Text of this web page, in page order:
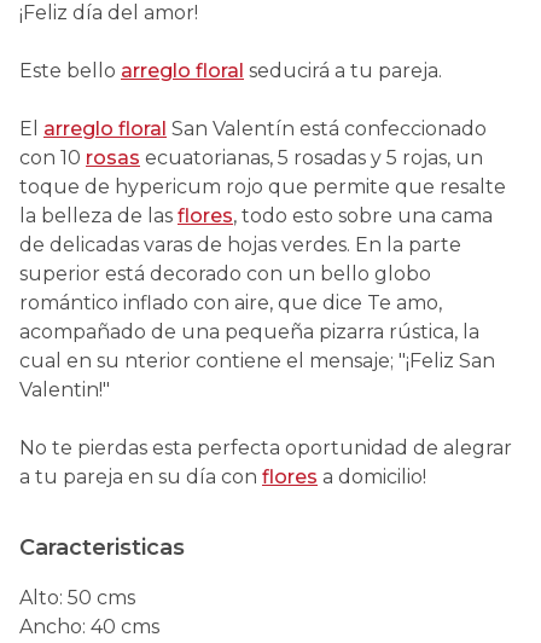
¡Feliz día del amor!
Este bello arreglo floral seducirá a tu pareja.
El arreglo floral San Valentín está confeccionado
con 10 rosas ecuatorianas, 5 rosadas y 5 rojas, un
toque de hypericum rojo que permite que resalte
la belleza de las flores, todo esto sobre una cama
de delicadas varas de hojas verdes. En la parte
superior está decorado con un bello globo
romántico inflado con aire, que dice Te amo,
acompañado de una pequeña pizarra rústica, la
cual en su nterior contiene el mensaje; "¡Feliz San
Valentin!"
No te pierdas esta perfecta oportunidad de alegrar
a tu pareja en su día con flores a domicilio!
Caracteristicas
Alto: 50 cms
Ancho: 40 cms